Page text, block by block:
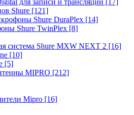
для записи и трансляций [17]
Shure [121]
Shure DuraPlex [14]
Shure TwinPlex [8]
система Shure MXW NEXT 2 [16]
[10]
[5]
MIPRO [212]
Mipro [16]